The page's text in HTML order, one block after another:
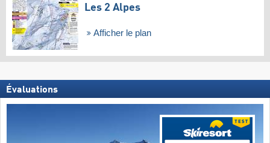
Les 2 Alpes
Afficher le plan
Évaluations